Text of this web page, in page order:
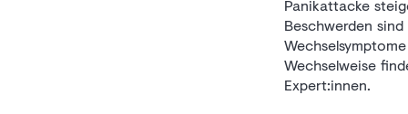
Panikattacke
Beschwerden
Wechselweise
Expert:innen.